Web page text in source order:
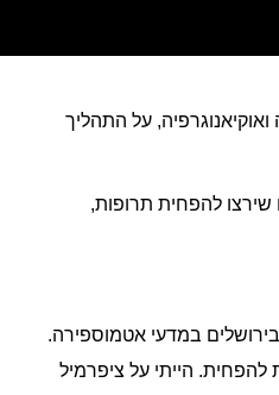
על התהליך
להפחית תרופות,
בירושלים במדעי אטמוספירה.
הייתי על ציפרמיל